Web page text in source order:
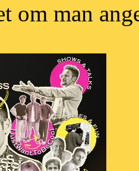
om man